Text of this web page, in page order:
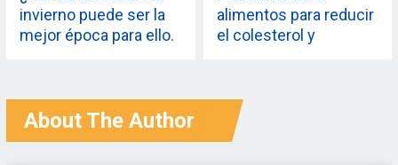
invierno puede ser la
mejor época para ello.
alimentos para reducir
el colesterol y
About The Author